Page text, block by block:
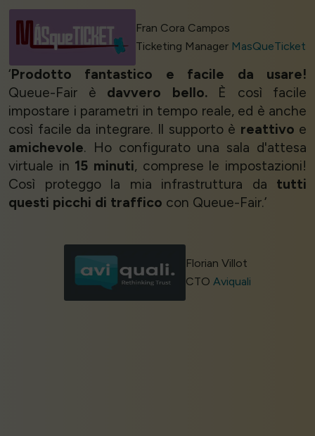
Fran Cora Campos
Ticketing Manager MasQueTicket
‘Prodotto fantastico e facile da usare!
Queue-Fair è davvero bello.È così facile
impostare i parametri in tempo reale, ed è anche
così facile da integrare. Il supporto è reattivo e
amichevole. Ho configurato una sala d'attesa
virtuale in 15 minuti, comprese le impostazioni!
Così proteggo la mia infrastruttura da tutti
questi picchi di traffico con Queue-Fair.’
Florian Villot
CTOAviquali